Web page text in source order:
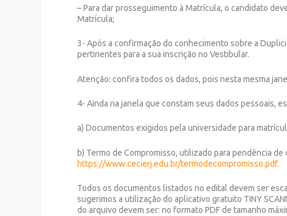
– Para dar prosseguimento à Matrícula, o candidato
Matrícula;
3- Após a confirmação do conhecimento sobre a
pertinentes para a sua inscrição no Vestibular.
Atenção: confira todos os dados, pois nesta mesma
4- Ainda na janela que constam seus dados pessoais,
a) Documentos exigidos pela universidade para
b) Termo de Compromisso, utilizado para pendência
https://www.cecierj.edu.br/termodecompromisso.pdf.
Todos os documentos listados no edital devem ser
sugerimos a utilização do aplicativo gratuito TINY
do arquivo devem ser: no formato PDF de tamanho